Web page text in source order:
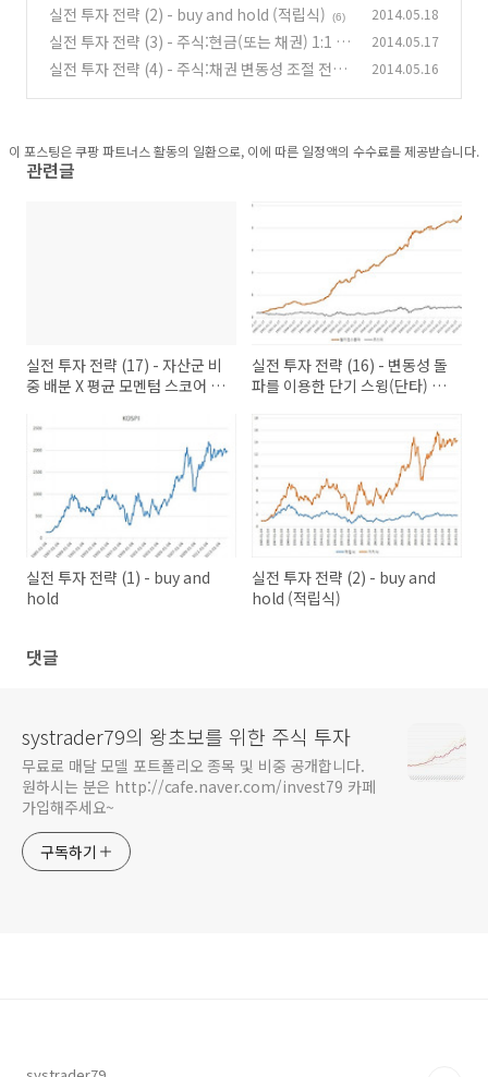
실전 투자 전략 (2) - buy and hold (적립식) (6) 2014.05.18
실전 투자 전략 (3) - 주식:현금(또는 채권) 1:1 혼
합 전략
(1)
2014.05.17
실전 투자 전략 (4) - 주식:채권 변동성 조절 전략
2014.05.16
이 포스팅은 쿠팡 파트너스 활동의 일환으로, 이에 따른 일정액의 수수료를 제공받습니다.
관련글
실전 투자 전략 (17) - 자산군 비
중 배분 X 평균 모멘텀 스코어 배
실전 투자 전략 (16) - 변동성 돌
파를 이용한 단기 스윙(단타) 전
실전 투자 전략 (1) - buy and
hold
실전 투자 전략 (2) - buy and
hold (적립식)
댓글
systrader79의 왕초보를 위한 주식 투자
무료로 매달 모델 포트폴리오 종목 및 비중 공개합니다.
원하시는 분은 http://cafe.naver.com/invest79 카페
가입해주세요~
구독하기